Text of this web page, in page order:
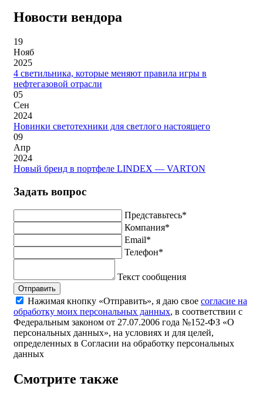
Новости вендора
19
Нояб
2025
4 светильника, которые меняют правила игры в
нефтегазовой отрасли
05
Сен
2024
Новинки светотехники для светлого настоящего
09
Апр
2024
Новый бренд в портфеле LINDEX — VARTON
Задать вопрос
Представьтесь*
Компания*
Email*
Телефон*
Текст сообщения
Отправить
Нажимая кнопку «Отправить», я даю свое согласие на
обработку моих персональных данных, в соответствии с
Федеральным законом от 27.07.2006 года №152-ФЗ «О
персональных данных», на условиях и для целей,
определенных в Согласии на обработку персональных
данных
Смотрите также